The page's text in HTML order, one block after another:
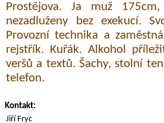
Prostějova. Ja muž
nezadluženy bez exekucí.
Provozní technika a
rejstřík. Kuřák. Alkohol
veršů a textů. Šachy, stolní
telefon.
Kontakt:
Jiří Fryc